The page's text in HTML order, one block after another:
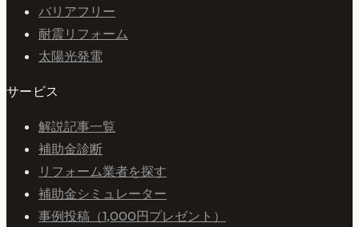
バリアフリー
耐震リフォーム
太陽光発電
サービス
解説記事一覧
補助金診断
リフォーム業者を探す
補助金シミュレーター
事例投稿（1,000円プレゼント）